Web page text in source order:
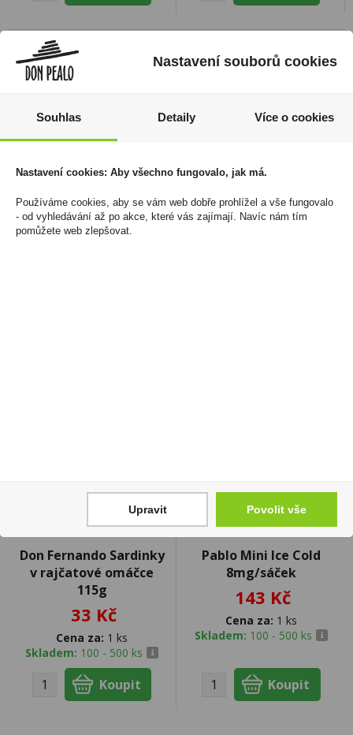
Kinder SchokoBons 125g
64 Kč
Haribo Mega Roulette
Don Fernando Sardinky
v rajčatové omáčce
115g
33 Kč
Cena za: 1 ks
Skladem: 100 - 500 ks
Pablo Mini Ice Cold
8mg/sáček
143 Kč
Cena za: 1 ks
Skladem: 100 - 500 ks
Nastavení souborů cookies
Souhlas Detaily Více o cookies
Nastavení cookies: Aby všechno fungovalo, jak má.
Používáme cookies, aby se vám web dobře prohlížel a vše fungovalo
- od vyhledávání až po akce, které vás zajímají. Navíc nám tím
pomůžete web zlepšovat.
Upravit Povolit vše